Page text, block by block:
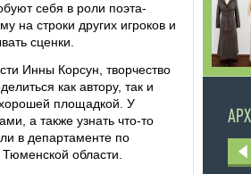
себя в роли поэта-
на строки других игроков и
сценки.
Инны Корсун, творчество
как автору, так и
хорошей площадкой. У
а также узнать что-то
в департаменте по
области.